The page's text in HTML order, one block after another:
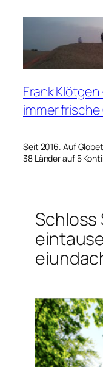
Frank
immer
Seit 2016. Auf
38 Länder auf 5
Schloss